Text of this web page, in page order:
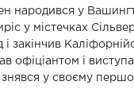
народився у
у містечках
закінчив
офіціантом і
знявся у своєму